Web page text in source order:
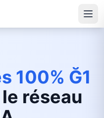
100% Ğ1
réseau